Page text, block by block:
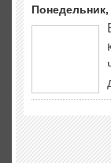
Понедельник,